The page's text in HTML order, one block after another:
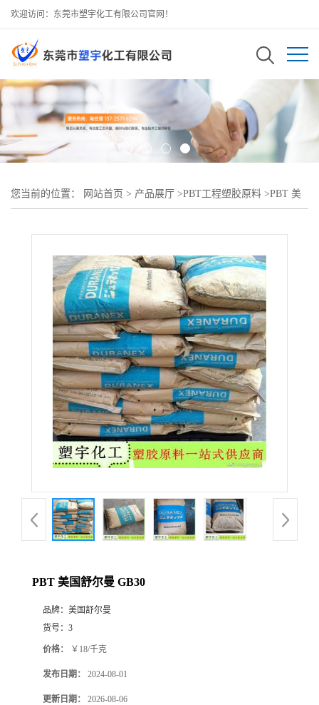
欢迎访问：东莞市塑宇化工有限公司官网！
您当前的位置： 网站首页 > 产品展厅 >PBT工程塑胶原料 >PBT 美
PBT 美国舒尔曼 GB30
品牌： 美国舒尔曼
货号： 3
价格： ￥18/千克
发布日期： 2024-08-01
更新日期： 2026-08-06